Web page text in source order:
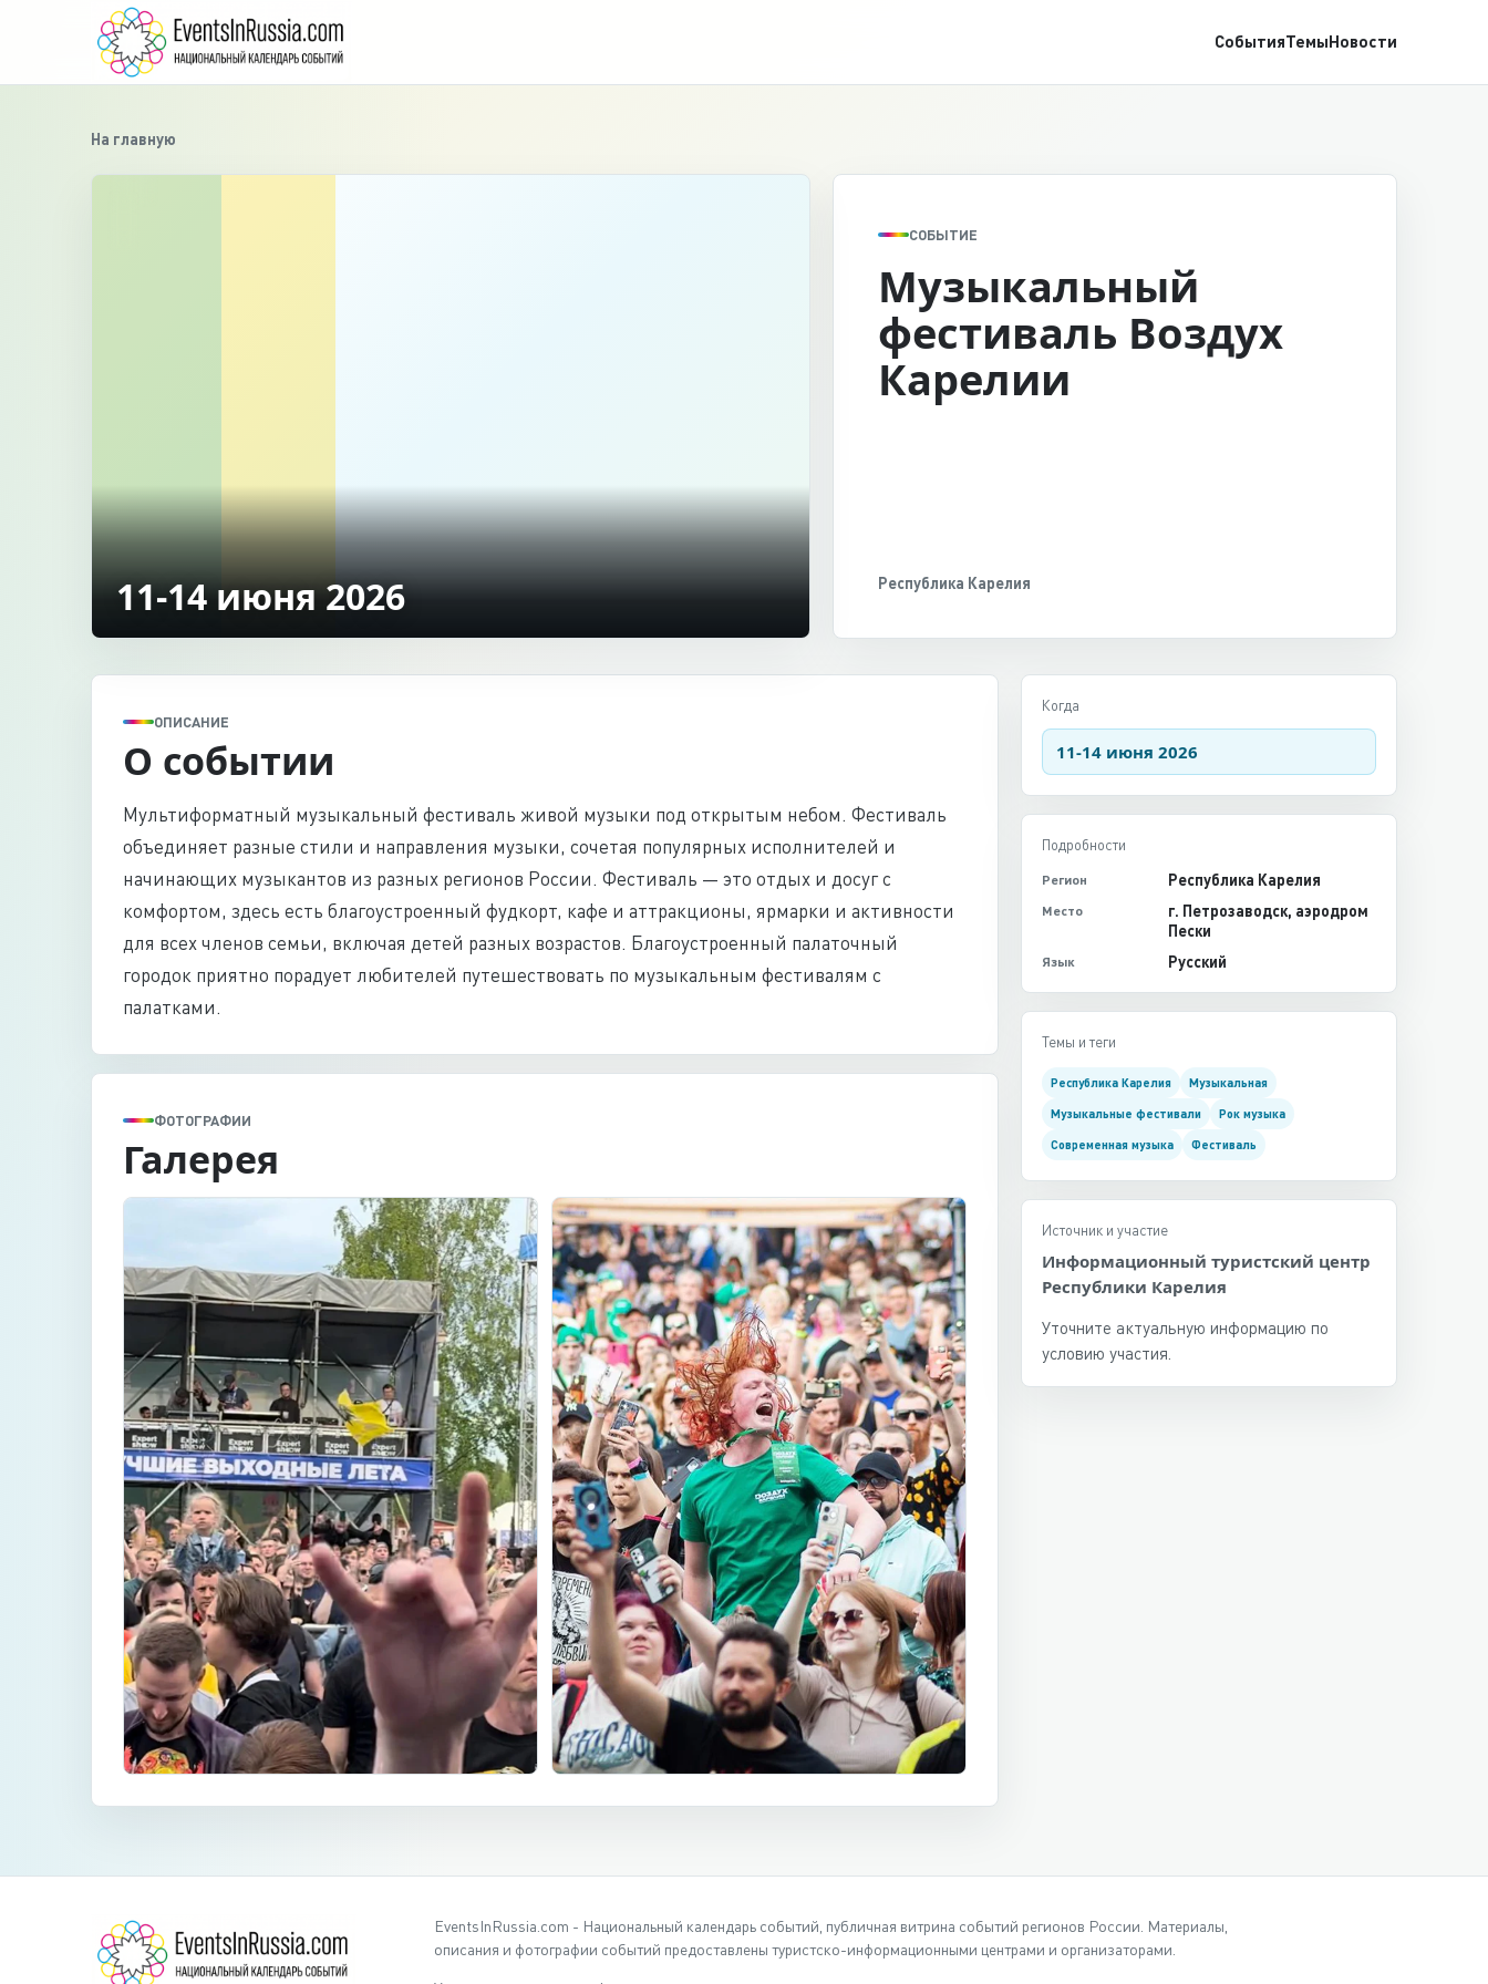
СобытияТемыНовости
На главную
‹
11-14 июня 2026
СОБЫТИЕ
Музыкальный
фестиваль Воздух
Карелии
Республика Карелия
ОПИСАНИЕ
О событии
Мультиформатный музыкальный фестиваль живой музыки под открытым небом. Фестиваль
объединяет разные стили и направления музыки, сочетая популярных исполнителей и
начинающих музыкантов из разных регионов России. Фестиваль — это отдых и досуг с
комфортом, здесь есть благоустроенный фудкорт, кафе и аттракционы, ярмарки и активности
для всех членов семьи, включая детей разных возрастов. Благоустроенный палаточный
городок приятно порадует любителей путешествовать по музыкальным фестивалям с
палатками.
ФОТОГРАФИИ
Галерея
Когда
11-14 июня 2026
Подробности
Регион Республика Карелия
Место
г. Петрозаводск, аэродром
Пески
Язык Русский
Темы и теги
Республика Карелия Музыкальная
Музыкальные фестивали Рок музыка
Современная музыка Фестиваль
Источник и участие
Информационный туристский центр
Республики Карелия
Уточните актуальную информацию по
условию участия.
EventsInRussia.com - Национальный календарь событий, публичная витрина событий регионов России. Материалы,
описания и фотографии событий предоставлены туристско-информационными центрами и организаторами.